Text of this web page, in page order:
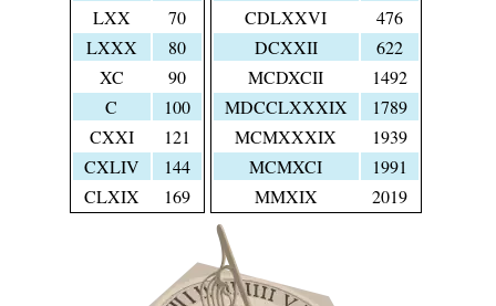
LXX
70
LXXX
80
XC
90
C
100
CXXI
121
CXLIV
144
CLXIX
169
CDLXXVI
476
DCXXII
622
MCDXCII
1492
MDCCLXXXIX
1789
MCMXXXIX
1939
MCMXCI
1991
MMXIX
2019